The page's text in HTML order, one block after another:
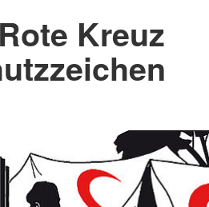
Kreuz